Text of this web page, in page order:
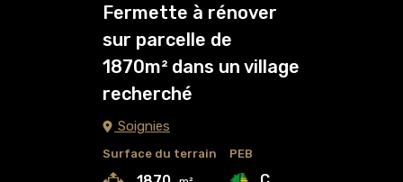
Fermette à rénover
sur parcelle de
1870m² dans un village
recherché
Soignies
Surface du terrain PEB